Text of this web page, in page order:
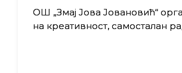
ОШ „Змај Јова Јовановић“
на креативност, самосталан